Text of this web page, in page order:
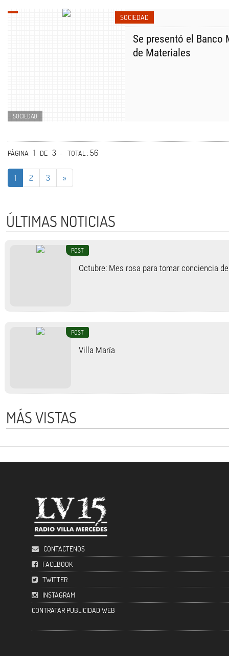
SOCIEDAD
SOCIEDAD
Se presentó el Banco
de Materiales
PÁGINA 1 DE 3 - TOTAL: 56
1 2 3 »
ÚLTIMAS NOTICIAS
POST
Octubre: Mes rosa para tomar conciencia
POST
Villa María
MÁS VISTAS
CONTACTENOS
FACEBOOK
TWITTER
INSTAGRAM
CONTRATAR PUBLICIDAD WEB